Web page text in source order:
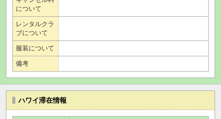
について
レンタルクラ
ブについて
服装について
備考
ハワイ滞在情報